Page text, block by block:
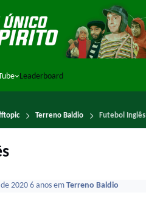
Leaderboard
Terreno Baldio Futebol Inglês
20206 anos em Terreno Baldio